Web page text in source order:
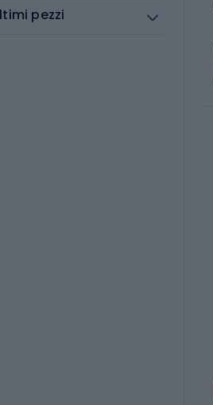
pezzi